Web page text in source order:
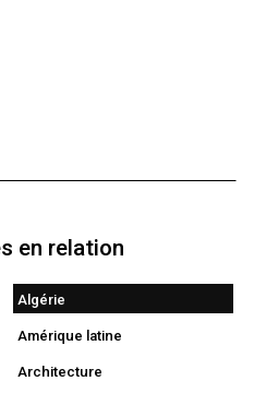
en relation
Algérie
Amérique latine
Architecture